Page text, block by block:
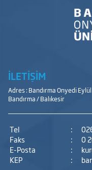
İLETİŞİM
Adres : Bandırma Onyedi
Bandırma / Balıkesir
Tel :
Faks
:
0
E-Posta
:
KEP
: